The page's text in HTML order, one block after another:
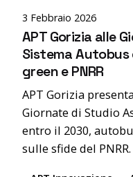
3 Febbraio 2026
APT Gorizia alle
Sistema
green e PNRR
APT Gorizia
Giornate di Studio
entro il 2030,
sulle sfide del PNRR.